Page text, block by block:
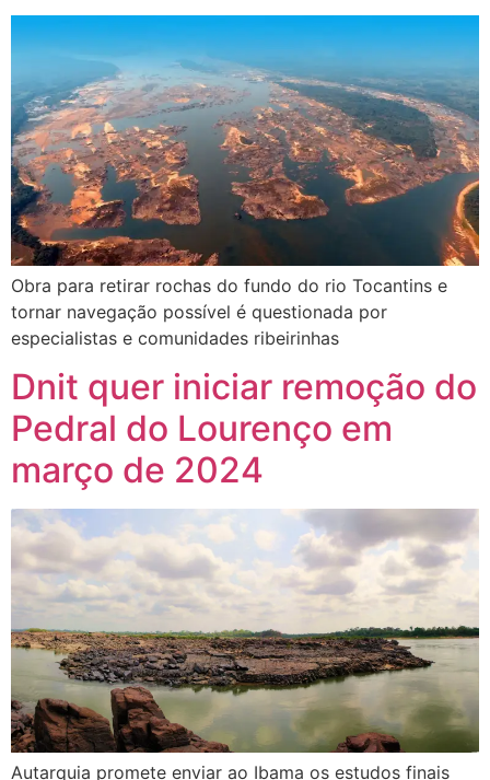
Obra para retirar rochas do fundo do rio Tocantins e
tornar navegação possível é questionada por
especialistas e comunidades ribeirinhas
Dnit quer iniciar remoção do
Pedral do Lourenço em
março de 2024
Autarquia promete enviar ao Ibama os estudos finais